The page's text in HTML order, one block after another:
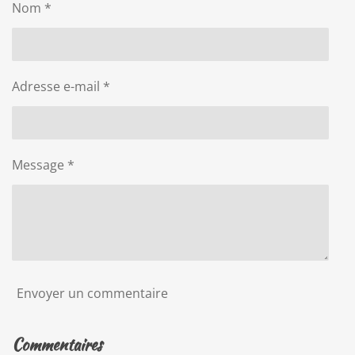
e
Nom *
Adresse e-mail *
Message *
Envoyer un commentaire
Commentaires